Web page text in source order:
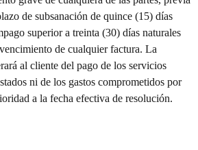
de subsanación de quince (15) días
superior a treinta (30) días naturales
de cualquier factura. La
al cliente del pago de los servicios
ni de los gastos comprometidos por
a la fecha efectiva de resolución.